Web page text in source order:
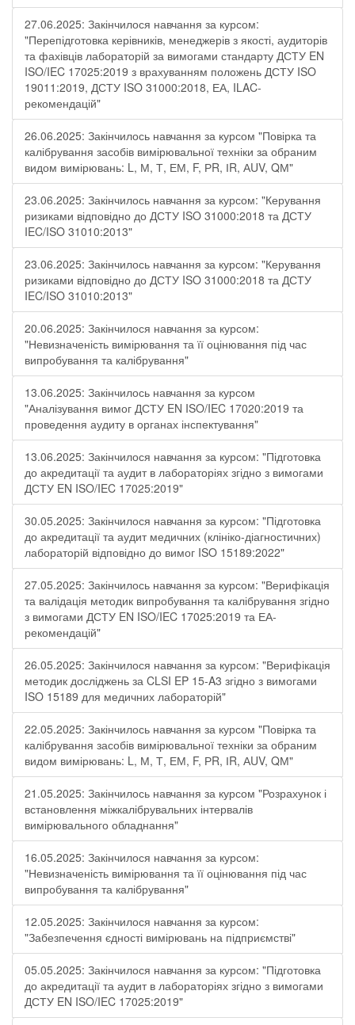
27.06.2025: Закінчилося навчання за курсом:
"Перепідготовка керівників, менеджерів з якості, аудиторів
та фахівців лабораторій за вимогами стандарту ДСТУ EN
ISO/IEC 17025:2019 з врахуванням положень ДСТУ ISO
19011:2019, ДСТУ ISO 31000:2018, ЕА, ILAC-
рекомендацій"
26.06.2025: Закінчилось навчання за курсом "Повірка та
калібрування засобів вимірювальної техніки за обраним
видом вимірювань: L, М, Т, ЕМ, F, РR, ІR, АUV, QМ"
23.06.2025: Закінчилось навчання за курсом: "Керування
ризиками відповідно до ДСТУ ISO 31000:2018 та ДСТУ
IEC/ISO 31010:2013"
23.06.2025: Закінчилось навчання за курсом: "Керування
ризиками відповідно до ДСТУ ISO 31000:2018 та ДСТУ
IEC/ISO 31010:2013"
20.06.2025: Закінчилося навчання за курсом:
"Невизначеність вимірювання та її оцінювання під час
випробування та калібрування"
13.06.2025: Закінчилось навчання за курсом
"Аналізування вимог ДСТУ EN ISO/IEC 17020:2019 та
проведення аудиту в органах інспектування"
13.06.2025: Закінчилося навчання за курсом: "Підготовка
до акредитації та аудит в лабораторіях згідно з вимогами
ДСТУ EN ISO/IEC 17025:2019"
30.05.2025: Закінчилося навчання за курсом: "Підготовка
до акредитації та аудит медичних (клініко-діагностичних)
лабораторій відповідно до вимог ISO 15189:2022"
27.05.2025: Закінчилось навчання за курсом: "Верифікація
та валідація методик випробування та калібрування згідно
з вимогами ДСТУ EN ISO/IEC 17025:2019 та ЕА-
рекомендацій"
26.05.2025: Закінчилося навчання за курсом: "Верифікація
методик досліджень за CLSI EP 15-A3 згідно з вимогами
ISO 15189 для медичних лабораторій"
22.05.2025: Закінчилось навчання за курсом "Повірка та
калібрування засобів вимірювальної техніки за обраним
видом вимірювань: L, М, Т, ЕМ, F, РR, ІR, АUV, QМ"
21.05.2025: Закінчилось навчання за курсом "Розрахунок і
встановлення міжкалібрувальних інтервалів
вимірювального обладнання"
16.05.2025: Закінчилося навчання за курсом:
"Невизначеність вимірювання та її оцінювання під час
випробування та калібрування"
12.05.2025: Закінчилося навчання за курсом:
"Забезпечення єдності вимірювань на підприємстві"
05.05.2025: Закінчилося навчання за курсом: "Підготовка
до акредитації та аудит в лабораторіях згідно з вимогами
ДСТУ EN ISO/IEC 17025:2019"